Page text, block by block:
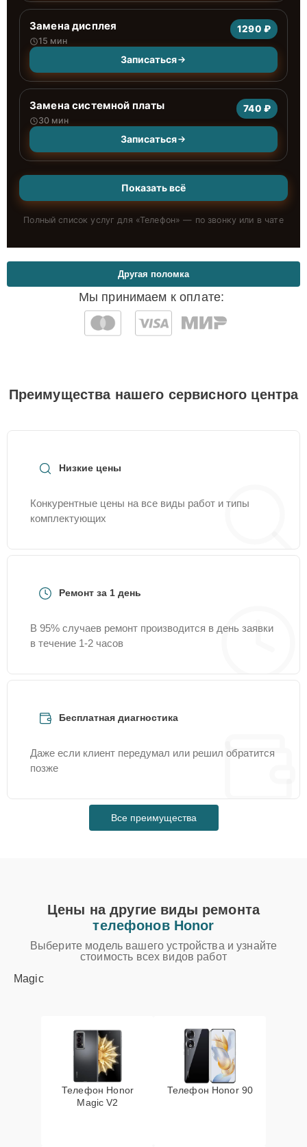
Замена дисплея
15 мин
1290 ₽
Записаться
Замена системной платы
30 мин
740 ₽
Записаться
Показать всё
Полный список услуг для «Телефон» — по звонку или в чате
Мы принимаем к оплате:
Другая поломка
Преимущества нашего сервисного центра
Низкие цены
Конкурентные цены на все виды работ и типы
комплектующих
Ремонт за 1 день
В 95% случаев ремонт производится в день заявки
в течение 1-2 часов
Бесплатная диагностика
Даже если клиент передумал или решил обратится
позже
Все преимущества
Цены на другие виды ремонта
телефонов Honor
Выберите модель вашего устройства и узнайте
стоимость всех видов работ
Magic
Телефон Honor
Magic V2
Телефон Honor 90